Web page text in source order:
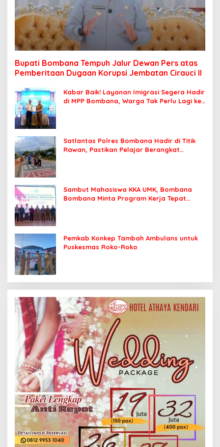
Bupati Bombana Tempuh Jalur Dewan Pers atas
Pemberitaan Dugaan Korupsi Jembatan Cirauci II
Kabar Baik! Layanan Imigrasi Segera Hadir
di MPP Bombana, Warga Tak Perlu Lagi ke
Satlantas Polres Bombana Hadir di Titik
Rawan, Pastikan Pelajar Berangkat
Sambut Mahasiswa KKA UMK, Bombana
Bombana Minta Program Kerja Tepat
Pemkab Konkep Tambah Ambulans untuk
Puskesmas Roko-Roko